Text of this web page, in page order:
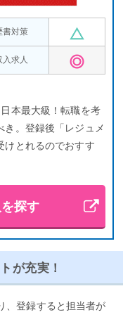
書対策
入求人
本最大級！転職を考
き。登録後「レジュメ
けとれるのでおすす
探す
が充実！
、登録すると担当者が